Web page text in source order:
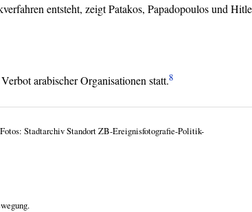
entsteht, zeigt Patakos, Papadopoulos und
arabischer Organisationen statt.8
Stadtarchiv Standort ZB-Ereignisfotografie-Politik-